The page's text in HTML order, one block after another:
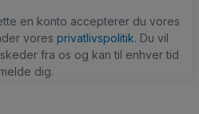
en konto accepterer du vores
vores privatlivspolitik. Du vil
fra os og kan til enhver tid
dig.